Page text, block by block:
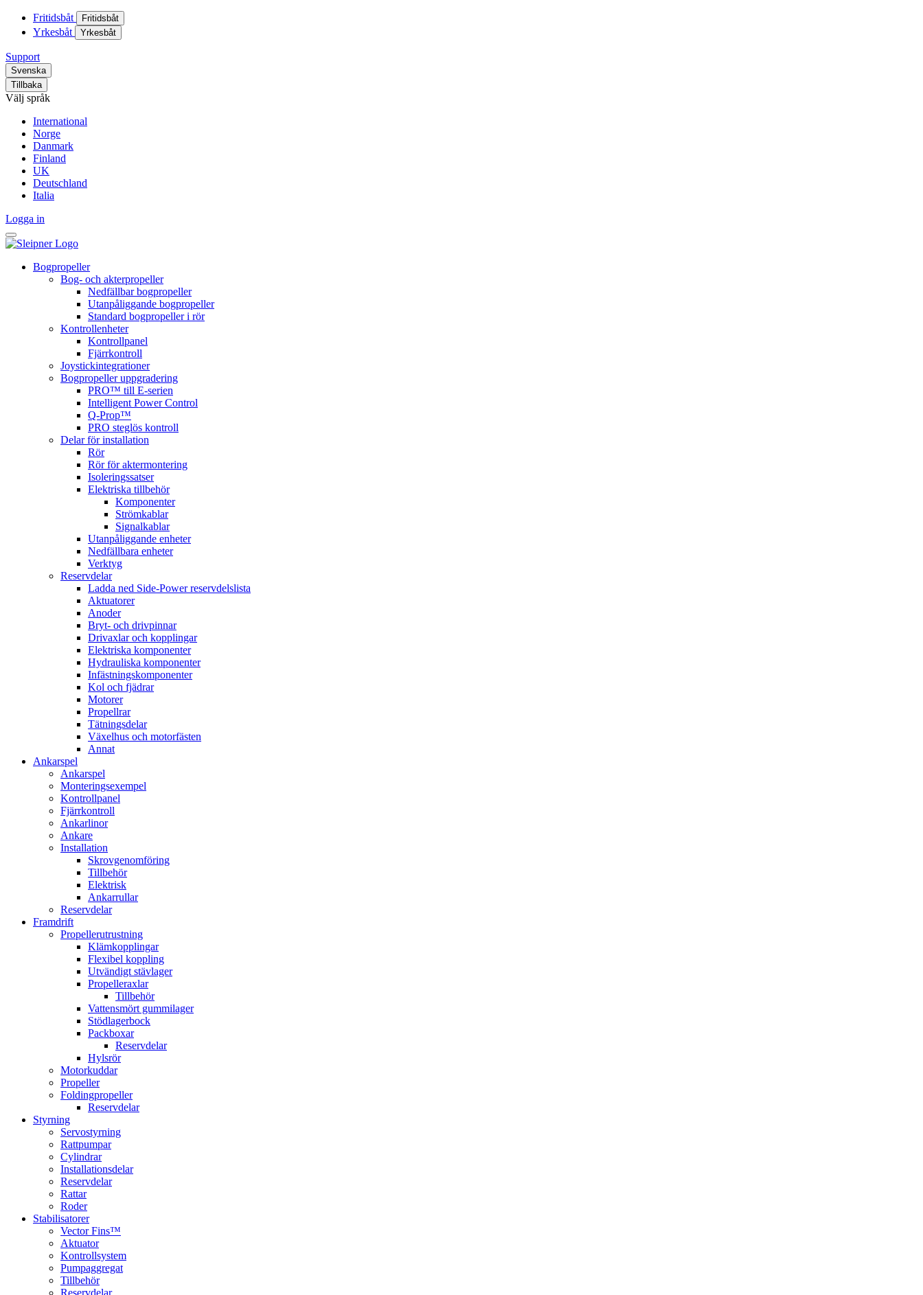
Fritidsbåt Fritidsbåt
Yrkesbåt Yrkesbåt
Support
Svenska
Tillbaka
Välj språk
International
Norge
Danmark
Finland
UK
Deutschland
Italia
Logga in
Bogpropeller
Bog- och akterpropeller
Nedfällbar bogpropeller
Utanpåliggande bogpropeller
Standard bogpropeller i rör
Kontrollenheter
Kontrollpanel
Fjärrkontroll
Joystickintegrationer
Bogpropeller uppgradering
PRO™ till E-serien
Intelligent Power Control
Q-Prop™
PRO steglös kontroll
Delar för installation
Rör
Rör för aktermontering
Isoleringssatser
Elektriska tillbehör
Komponenter
Strömkablar
Signalkablar
Utanpåliggande enheter
Nedfällbara enheter
Verktyg
Reservdelar
Ladda ned Side-Power reservdelslista
Aktuatorer
Anoder
Bryt- och drivpinnar
Drivaxlar och kopplingar
Elektriska komponenter
Hydrauliska komponenter
Infästningskomponenter
Kol och fjädrar
Motorer
Propellrar
Tätningsdelar
Växelhus och motorfästen
Annat
Ankarspel
Ankarspel
Monteringsexempel
Kontrollpanel
Fjärrkontroll
Ankarlinor
Ankare
Installation
Skrovgenomföring
Tillbehör
Elektrisk
Ankarrullar
Reservdelar
Framdrift
Propellerutrustning
Klämkopplingar
Flexibel koppling
Utvändigt stävlager
Propelleraxlar
Tillbehör
Vattensmört gummilager
Stödlagerbock
Packboxar
Reservdelar
Hylsrör
Motorkuddar
Propeller
Foldingpropeller
Reservdelar
Styrning
Servostyrning
Rattpumpar
Cylindrar
Installationsdelar
Reservdelar
Rattar
Roder
Stabilisatorer
Vector Fins™
Aktuator
Kontrollsystem
Pumpaggregat
Tillbehör
Reservdelar